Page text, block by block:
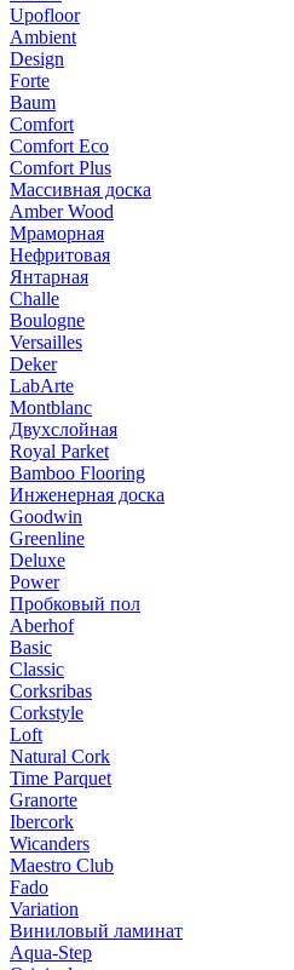
Upofloor
Ambient
Design
Forte
Baum
Comfort
Comfort Eco
Comfort Plus
Массивная доска
Amber Wood
Мраморная
Нефритовая
Янтарная
Challe
Boulogne
Versailles
Deker
LabArte
Montblanc
Двухслойная
Royal Parket
Bamboo Flooring
Инженерная доска
Goodwin
Greenline
Deluxe
Power
Пробковый пол
Aberhof
Basic
Classic
Corksribas
Corkstyle
Loft
Natural Cork
Time Parquet
Granorte
Ibercork
Wicanders
Мaestro Club
Fado
Variation
Виниловый ламинат
Aqua-Step